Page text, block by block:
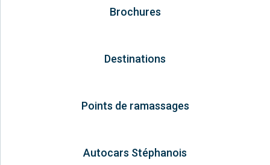
Brochures
Destinations
Points de ramassages
Autocars Stéphanois